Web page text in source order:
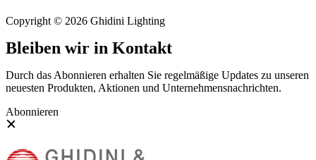
Copyright © 2026 Ghidini Lighting
Bleiben wir in Kontakt
Durch das Abonnieren erhalten Sie regelmäßige Updates zu unseren
neuesten Produkten, Aktionen und Unternehmensnachrichten.
Abonnieren